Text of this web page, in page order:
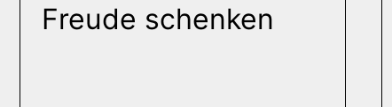
Freude schenken